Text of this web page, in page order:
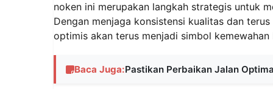
noken ini merupakan langkah strategis untuk
Dengan menjaga konsistensi kualitas dan
optimis akan terus menjadi simbol kemewahan
Baca Juga:Pastikan Perbaikan Jalan